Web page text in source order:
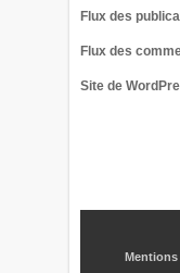
Flux des
Flux des
Site de
Mentions